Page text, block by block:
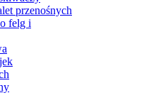
przenośnych
felg i